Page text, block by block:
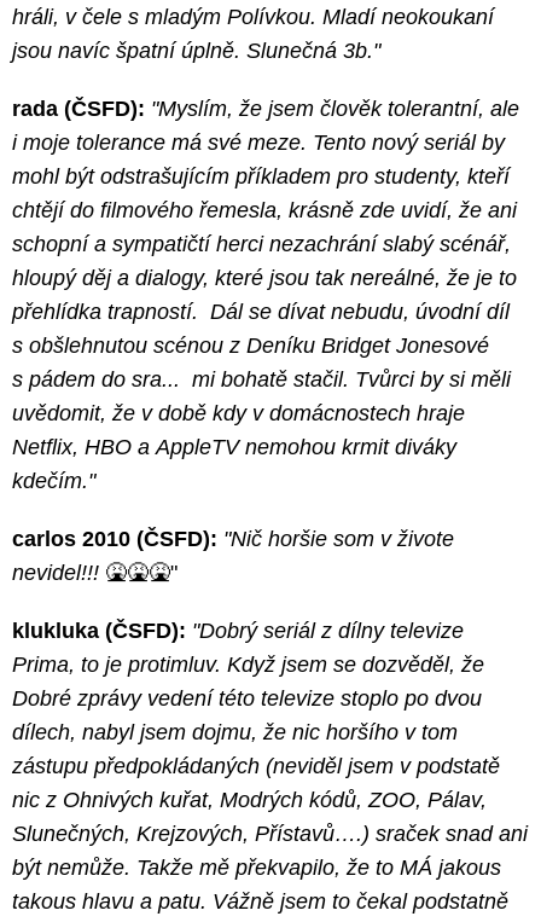
hráli, v čele s mladým Polívkou. Mladí neokoukaní
jsou navíc špatní úplně. Slunečná 3b."
rada (ČSFD): "Myslím, že jsem člověk tolerantní, ale
i moje tolerance má své meze. Tento nový seriál by
mohl být odstrašujícím příkladem pro studenty, kteří
chtějí do filmového řemesla, krásně zde uvidí, že ani
schopní a sympatičtí herci nezachrání slabý scénář,
hloupý děj a dialogy, které jsou tak nereálné, že je to
přehlídka trapností. Dál se dívat nebudu, úvodní díl
s obšlehnutou scénou z Deníku Bridget Jonesové
s pádem do sra... mi bohatě stačil. Tvůrci by si měli
uvědomit, že v době kdy v domácnostech hraje
Netflix, HBO a AppleTV nemohou krmit diváky
kdečím."
carlos 2010 (ČSFD): "Nič horšie som v živote
nevidel!!! 🤮🤮🤮"
klukluka (ČSFD): "Dobrý seriál z dílny televize
Prima, to je protimluv. Když jsem se dozvěděl, že
Dobré zprávy vedení této televize stoplo po dvou
dílech, nabyl jsem dojmu, že nic horšího v tom
zástupu předpokládaných (neviděl jsem v podstatě
nic z Ohnivých kuřat, Modrých kódů, ZOO, Pálav,
Slunečných, Krejzových, Přístavů….) sraček snad ani
být nemůže. Takže mě překvapilo, že to MÁ jakous
takous hlavu a patu. Vážně jsem to čekal podstatně